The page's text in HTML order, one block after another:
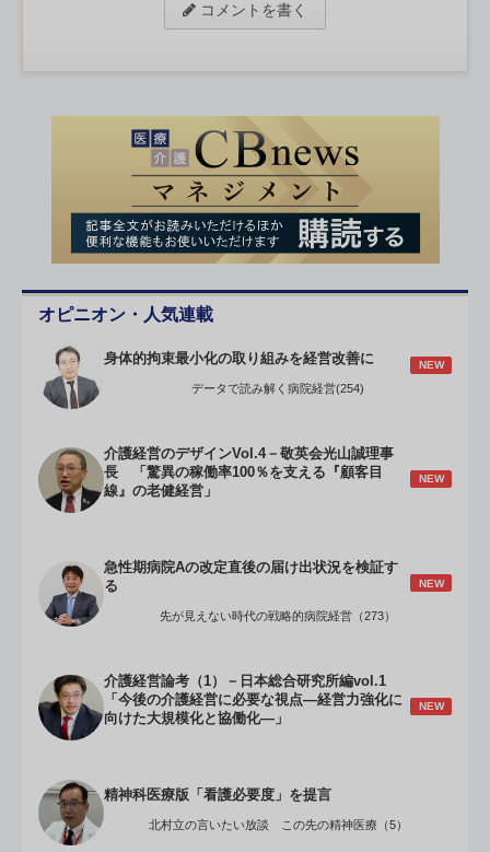
コメントを書く
オピニオン・人気連載
身体的拘束最小化の取り組みを経営改善に NEW
データで読み解く病院経営(254)
介護経営のデザインVol.4－敬英会光山誠理事
長 「驚異の稼働率100％を支える『顧客目
線』の老健経営」
NEW
急性期病院Aの改定直後の届け出状況を検証す
る
NEW
先が見えない時代の戦略的病院経営（273）
介護経営論考（1）－日本総合研究所編vol.1
「今後の介護経営に必要な視点―経営力強化に
向けた大規模化と協働化―」
NEW
精神科医療版「看護必要度」を提言
北村立の言いたい放談 この先の精神医療（5）